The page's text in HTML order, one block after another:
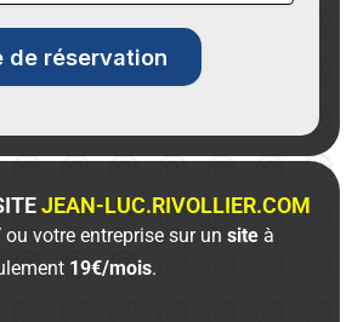
JEAN-LUC.RIVOLLIER.COM
ou votre entreprise sur unsite à
19€/mois.